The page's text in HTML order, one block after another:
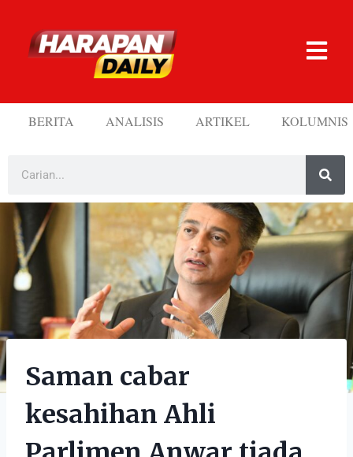
BERITA ANALISIS ARTIKEL KOLUMNIS
Saman cabar
kesahihan Ahli